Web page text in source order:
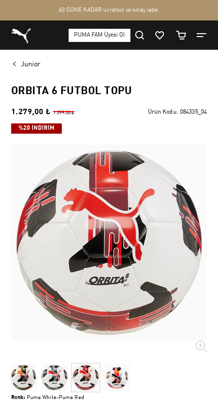
Junior
ORBITA 6 FUTBOL TOPU
1.279,00 ₺ 1.599,00 ₺ Ürün Kodu: 084335_04
%20 İNDİRİM
Renk: Puma White-Puma Red